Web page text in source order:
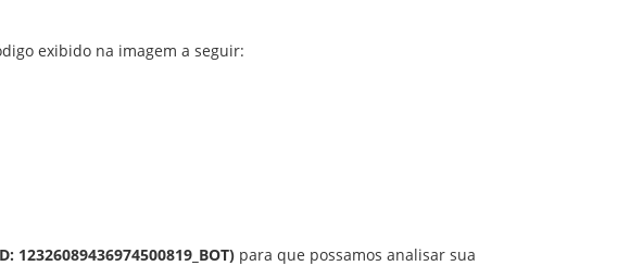
exibido na imagem a seguir:
para que possamos analisar sua